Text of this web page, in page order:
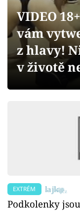
Videa
Sledujte
VIDEO
vám
z hlavy!
v životě
EXTRÉM
Podkolenky